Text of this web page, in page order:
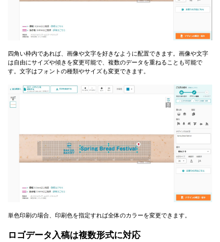
四角い枠内であれば、画像や文字を好きなように配置できます。画像や文字
は自由にサイズや傾きを変更可能で、複数のデータを重ねることも可能で
す。文字はフォントの種類やサイズも変更できます。
単色印刷の場合、印刷色を指定すれば全体のカラーを変更できます。
ロゴデータ入稿は複数形式に対応